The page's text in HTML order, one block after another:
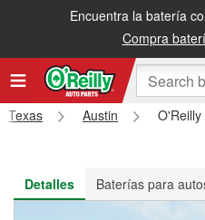
Encuentra la batería
Compra
Recibe tu orden gratis al día
Texas Austin
Detalles
Baterías para